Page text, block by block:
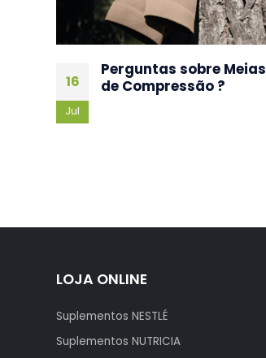
23
Mar
A Ortopedia Passo Real
vende socas
LOJA ONLINE
Suplementos NESTLÉ
Suplementos NUTRICIA